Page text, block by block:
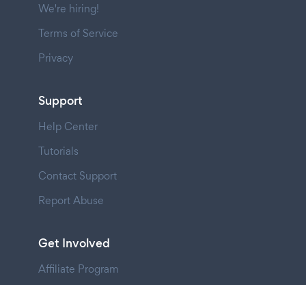
We're hiring!
Terms of Service
Privacy
Support
Help Center
Tutorials
Contact Support
Report Abuse
Get Involved
Affiliate Program